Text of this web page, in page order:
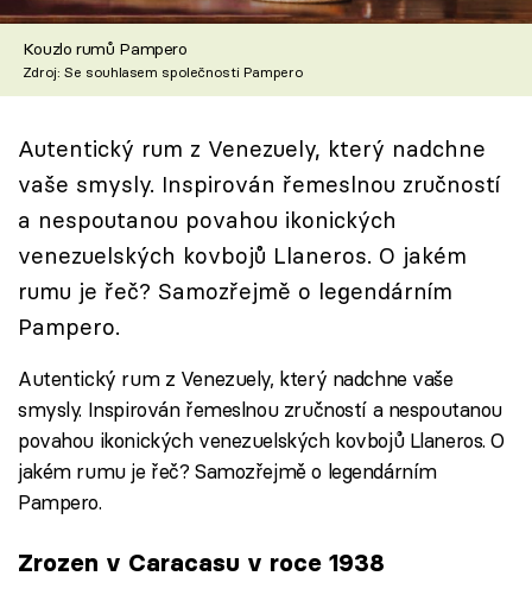
Škola vaření
Recepty z TV
Speciál: Cuketa
Těhotnej kuchař
Sledujte prima+
Přihlášení
Sledujte nás
Kouzlo rumů Pampero
Zdroj: Se souhlasem společnosti Pampero
Autentický rum z Venezuely, který nadchne
vaše smysly. Inspirován řemeslnou zručností
a nespoutanou povahou ikonických
venezuelských kovbojů Llaneros. O jakém
rumu je řeč? Samozřejmě o legendárním
Pampero.
Autentický rum z Venezuely, který nadchne vaše
smysly. Inspirován řemeslnou zručností a nespoutanou
povahou ikonických venezuelských kovbojů Llaneros. O
jakém rumu je řeč? Samozřejmě o legendárním
Pampero.
Zrozen v Caracasu v roce 1938